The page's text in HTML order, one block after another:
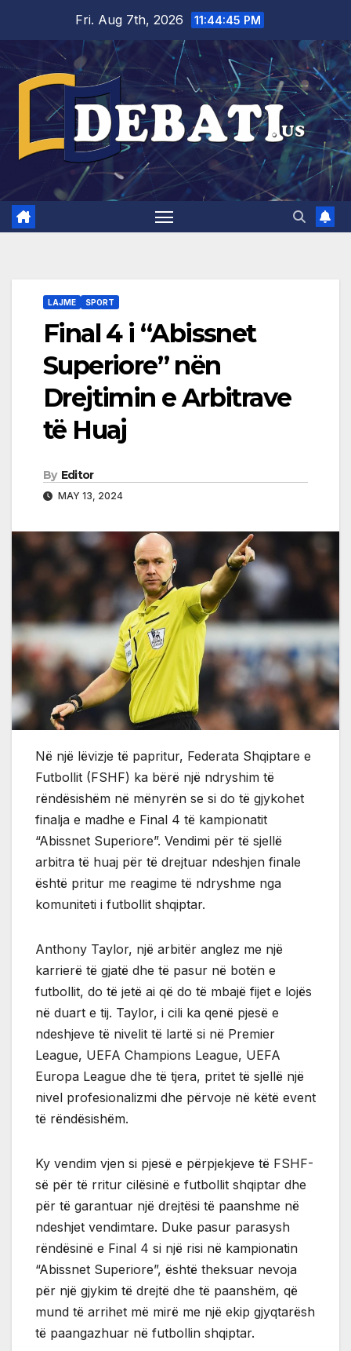
content
Fri. Aug 7th, 2026 11:44:46 PM
LAJME SPORT
Final 4 i “Abissnet
Superiore” nën
Drejtimin e Arbitrave
të Huaj
By Editor
MAY 13, 2024
Në një lëvizje të papritur, Federata Shqiptare e
Futbollit (FSHF) ka bërë një ndryshim të
rëndësishëm në mënyrën se si do të gjykohet
finalja e madhe e Final 4 të kampionatit
“Abissnet Superiore”. Vendimi për të sjellë
arbitra të huaj për të drejtuar ndeshjen finale
është pritur me reagime të ndryshme nga
komuniteti i futbollit shqiptar.
Anthony Taylor, një arbitër anglez me një
karrierë të gjatë dhe të pasur në botën e
futbollit, do të jetë ai që do të mbajë fijet e lojës
në duart e tij. Taylor, i cili ka qenë pjesë e
ndeshjeve të nivelit të lartë si në Premier
League, UEFA Champions League, UEFA
Europa League dhe të tjera, pritet të sjellë një
nivel profesionalizmi dhe përvoje në këtë event
të rëndësishëm.
Ky vendim vjen si pjesë e përpjekjeve të FSHF-
së për të rritur cilësinë e futbollit shqiptar dhe
për të garantuar një drejtësi të paanshme në
ndeshjet vendimtare. Duke pasur parasysh
rëndësinë e Final 4 si një risi në kampionatin
“Abissnet Superiore”, është theksuar nevoja
për një gjykim të drejtë dhe të paanshëm, që
mund të arrihet më mirë me një ekip gjyqtarësh
të paangazhuar në futbollin shqiptar.